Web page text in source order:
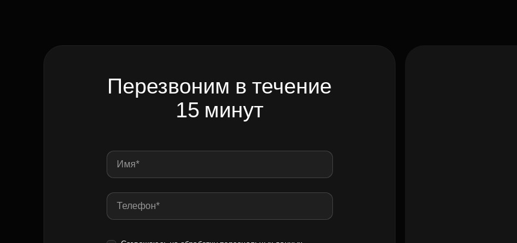
Перезвоним в течение
15 минут